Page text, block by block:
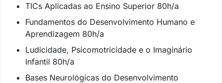
TICs Aplicadas ao Ensino Superior 80h/a
Fundamentos do Desenvolvimento Humano e
Aprendizagem 80h/a
Ludicidade, Psicomotricidade e o Imaginário
Infantil 80h/a
Bases Neurológicas do Desenvolvimento